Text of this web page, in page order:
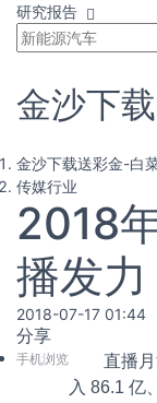
研究报告
金沙下
金沙下载送彩金-白
传媒行业
2018
播发
2018-07-17 01:44
分享
手机浏览
直播
入 86.1 亿